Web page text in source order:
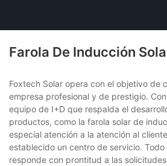
Farola De Inducción
Foxtech Solar opera con el objetivo de
empresa profesional y de prestigio.
equipo de I+D que respalda el
productos, como la farola solar de
especial atención a la atención al
establecido un centro de servicio.
responde con prontitud a las